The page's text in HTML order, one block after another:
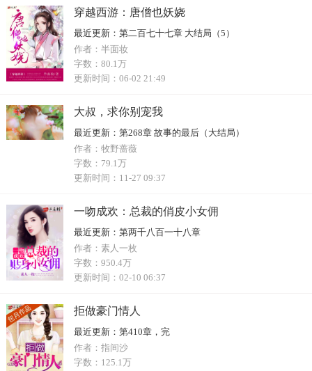
穿越西游：唐僧也妖娆
最近更新： 第二百七十七章 大结局（5）
作者： 半面妆
字数： 80.1万
更新时间： 06-02 21:49
大叔，求你别宠我
最近更新： 第268章 故事的最后（大结局）
作者： 牧野蔷薇
字数： 79.1万
更新时间： 11-27 09:37
一吻成欢：总裁的俏皮小女佣
最近更新： 第两千八百一十八章
作者： 素人一枚
字数： 950.4万
更新时间： 02-10 06:37
拒做豪门情人
最近更新： 第410章，完
作者： 指间沙
字数： 125.1万